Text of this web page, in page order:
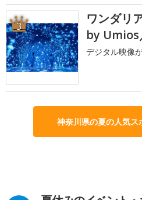
3
ワンダリ
by Umios
デジタル映像
神奈川県の夏の人気ス